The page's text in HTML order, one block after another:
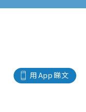
用 App 睇文